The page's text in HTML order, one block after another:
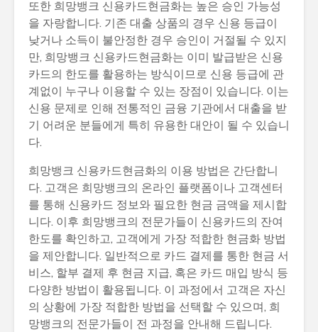
또한 희망뱅크 신용카드현금화는 높은 승인 가능성
을 자랑합니다. 기존 대출 상품의 경우 신용 등급이
낮거나 소득이 불안정한 경우 승인이 거절될 수 있지
만, 희망뱅크 신용카드현금화는 이미 발급받은 신용
카드의 한도를 활용하는 방식이므로 신용 등급에 관
계없이 누구나 이용할 수 있는 장점이 있습니다. 이는
신용 문제로 인해 전통적인 금융 기관에서 대출을 받
기 어려운 분들에게 특히 유용한 대안이 될 수 있습니
다.
희망뱅크 신용카드현금화의 이용 방법은 간단합니
다. 고객은 희망뱅크의 온라인 플랫폼이나 고객센터
를 통해 신용카드 정보와 필요한 현금 금액을 제시합
니다. 이후 희망뱅크의 전문가들이 신용카드의 잔여
한도를 확인하고, 고객에게 가장 적합한 현금화 방법
을 제안합니다. 일반적으로 카드 결제를 통한 현금 서
비스, 할부 결제 후 현금 지급, 혹은 카드 매입 방식 등
다양한 방법이 활용됩니다. 이 과정에서 고객은 자신
의 상황에 가장 적합한 방법을 선택할 수 있으며, 희
망뱅크의 전문가들이 전 과정을 안내해 드립니다.